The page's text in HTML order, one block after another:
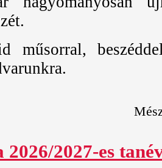
műsorral,
2027-es